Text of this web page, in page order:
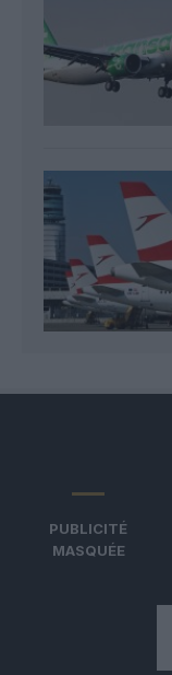
PUBLICITÉ
MASQUÉE